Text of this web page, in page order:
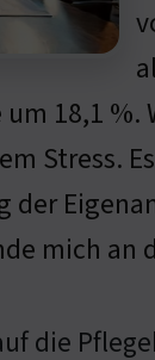
18,1
Stress.
der
mich
die